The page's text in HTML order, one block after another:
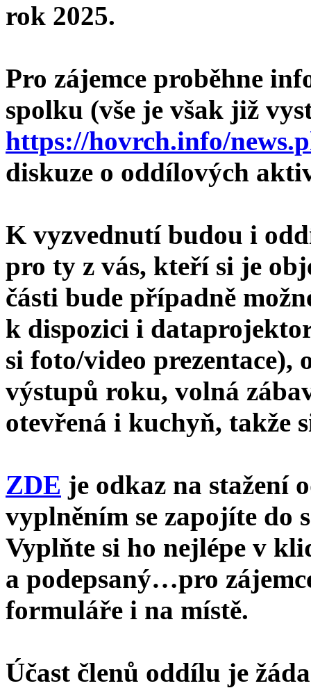
rok 2025.
Pro zájemce proběhne
spolku (vše je však již
https://hovrch.info/
diskuze o oddílových
K vyzvednutí budou i
pro ty z vás, kteří si je
části bude případně
k dispozici i
si foto/video prezentace),
výstupů roku, volná
otevřená i kuchyň, takže
ZDE je odkaz na stažení
vyplněním se zapojíte do
Vyplňte si ho nejlépe v
a podepsaný…pro
formuláře i na místě.
Účast členů oddílu je